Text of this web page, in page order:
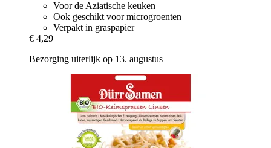
Voor de Aziatische keuken
Ook geschikt voor microgroenten
Verpakt in graspapier
€ 4,29
Bezorging uiterlijk op 13. augustus